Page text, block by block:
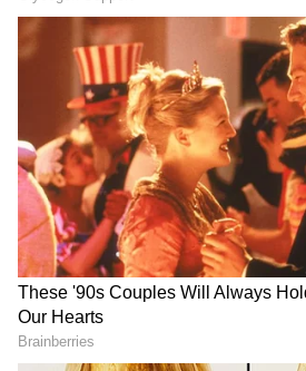
2
Image Credit :Getty
వృషభ రాశి....
రాహు కేతువుల రాశుల మార్పు
అద్భుతంగా ఉంటుంది. ఉద్యోగం
ఊహించని మార్పు వస్తుంది.